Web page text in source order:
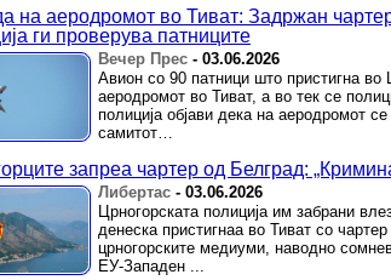
на аеродромот во Тиват: Задржан
ги проверува патниците
Вечер Прес - 03.06.2026
Авион со 90 патници што пристигна
аеродромот во Тиват, а во тек се
полиција објави дека на аеродромот
самитот…
запреа чартер од Белград:
Либертас - 03.06.2026
Црногорската полиција им забрани
денеска пристигнаа во Тиват со
црногорските медиуми, наводно
ЕУ-Западен ...